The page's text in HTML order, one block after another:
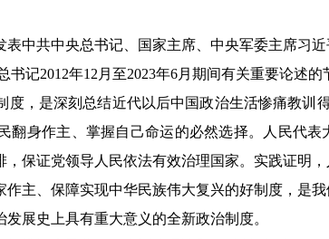
表中共中央总书记、国家主席、中央军委主席习
记2012年12月至2023年6月期间有关重要论述的
度，是深刻总结近代以后中国政治生活惨痛教训
翻身作主、掌握自己命运的必然选择。人民代
保证党领导人民依法有效治理国家。实践证明
主、保障实现中华民族伟大复兴的好制度，是
展史上具有重大意义的全新政治制度。